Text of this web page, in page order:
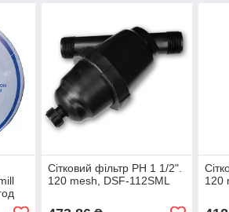
Сітковий фільтр РН 1 1/2".
120 mesh, DSF-112SML
120